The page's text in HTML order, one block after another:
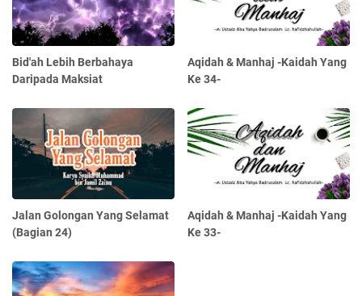
Bid'ah Lebih Berbahaya
Daripada Maksiat
Aqidah & Manhaj -Kaidah Yang
Ke 34-
Jalan Golongan Yang Selamat
(Bagian 24)
Aqidah & Manhaj -Kaidah Yang
Ke 33-